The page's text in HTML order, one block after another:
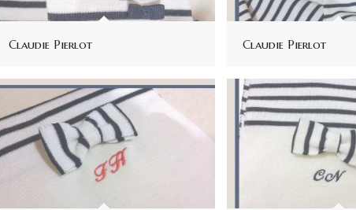
Claudie Pierlot Claudie Pierlot